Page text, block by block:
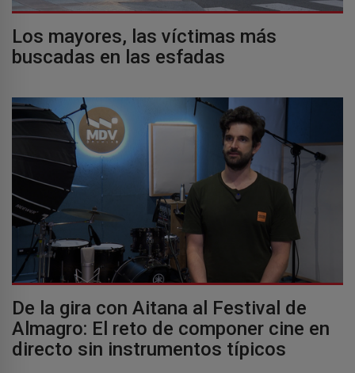
Los mayores, las víctimas más
buscadas en las esfadas
De la gira con Aitana al Festival de
Almagro: El reto de componer cine en
directo sin instrumentos típicos